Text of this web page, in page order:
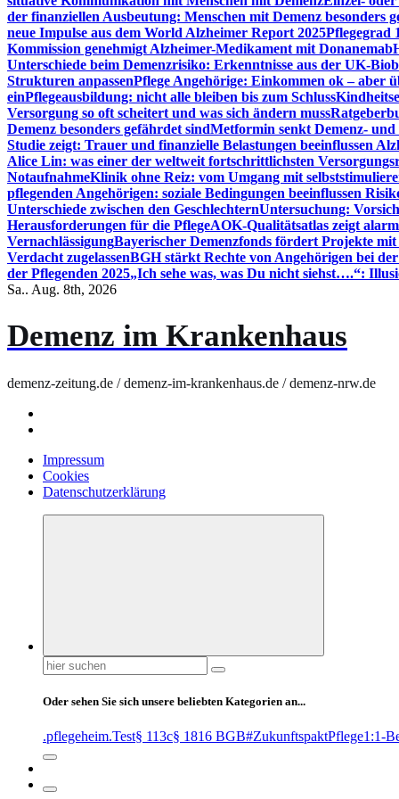
der finanziellen Ausbeutung: Menschen mit Demenz besonders
neue Impulse aus dem World Alzheimer Report 2025Pflegegrad
Kommission genehmigt Alzheimer-Medikament mit Donanemab
Unterschiede beim Demenzrisiko: Erkenntnisse aus der UK-
Strukturen anpassenPflege Angehörige: Einkommen ok – aber
einPflegeausbildung: nicht alle bleiben bis zum Schluss
Versorgung so oft scheitert und was sich ändern muss
Demenz besonders gefährdet sindMetformin senkt Demenz-
Studie zeigt: Trauer und finanzielle Belastungen beeinflussen
Alice Lin: was einer der weltweit fortschrittlichsten
NotaufnahmeKlinik ohne Reiz: vom Umgang mit
pflegenden Angehörigen: soziale Bedingungen beeinflussen
Unterschiede zwischen den GeschlechternUntersuchung:
Herausforderungen für die PflegeAOK-Qualitätsatlas zeigt
VernachlässigungBayerischer Demenzfonds fördert Projekte mit
Verdacht zugelassenBGH stärkt Rechte von Angehörigen bei
der Pflegenden 2025„Ich sehe was, was Du nicht siehst….“:
Sa.. Aug. 8th, 2026
Demenz im Krankenhaus
demenz-zeitung.de / demenz-im-krankenhaus.de / demenz-nrw.de
Impressum
Cookies
Datenschutzerklärung
Suchen
nach:
Oder sehen Sie sich unsere beliebten Kategorien an...
.pflegeheim.Test§ 113c§ 1816 BGB#ZukunftspaktPflege1:1-